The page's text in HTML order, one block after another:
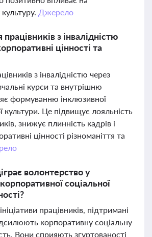
Джерело
з інвалідністю
цінності та
з інвалідністю через
курси та внутрішню
формуванню інклюзивної
культури. Це підвищує лояльність
знижує плинність кадрів і
цінності різноманіття та
волонтерство у
соціальної
працівників, підтримані
корпоративну соціальну
Вони сприяють згуртованості